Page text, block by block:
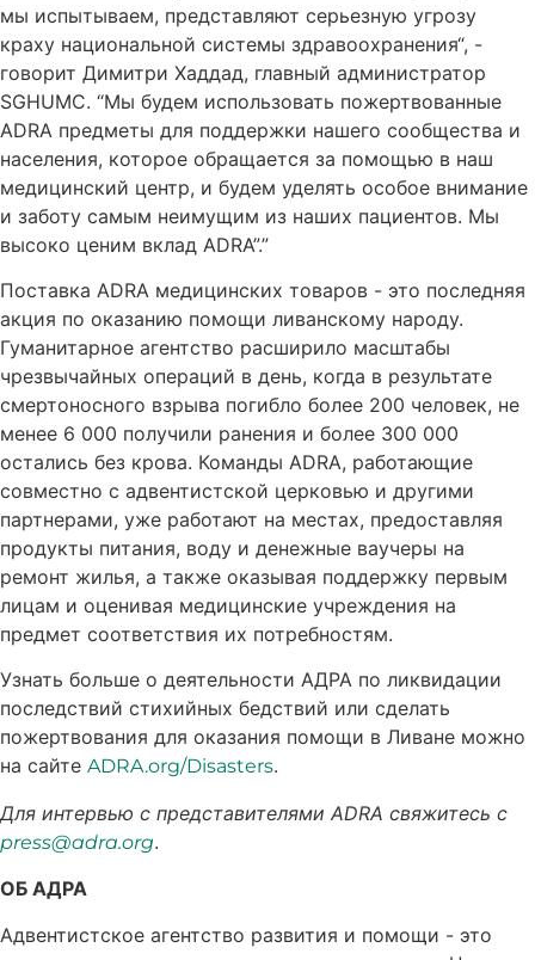
мы испытываем, представляют серьезную угрозу
краху национальной системы здравоохранения“, -
говорит Димитри Хаддад, главный администратор
SGHUMC. “Мы будем использовать пожертвованные
ADRA предметы для поддержки нашего сообщества и
населения, которое обращается за помощью в наш
медицинский центр, и будем уделять особое внимание
и заботу самым неимущим из наших пациентов. Мы
высоко ценим вклад ADRA”.”
Поставка ADRA медицинских товаров - это последняя
акция по оказанию помощи ливанскому народу.
Гуманитарное агентство расширило масштабы
чрезвычайных операций в день, когда в результате
смертоносного взрыва погибло более 200 человек, не
менее 6 000 получили ранения и более 300 000
остались без крова. Команды ADRA, работающие
совместно с адвентистской церковью и другими
партнерами, уже работают на местах, предоставляя
продукты питания, воду и денежные ваучеры на
ремонт жилья, а также оказывая поддержку первым
лицам и оценивая медицинские учреждения на
предмет соответствия их потребностям.
Узнать больше о деятельности АДРА по ликвидации
последствий стихийных бедствий или сделать
пожертвования для оказания помощи в Ливане можно
на сайте ADRA.org/Disasters.
Для интервью с представителями ADRA свяжитесь с
press@adra.org.
ОБ АДРА
Адвентистское агентство развития и помощи - это